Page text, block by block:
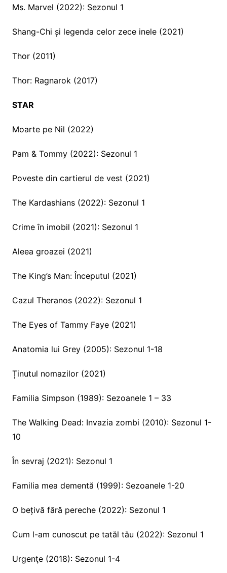
Ms. Marvel (2022): Sezonul 1
Shang-Chi și legenda celor zece inele (2021)
Thor (2011)
Thor: Ragnarok (2017)
STAR
Moarte pe Nil (2022)
Pam & Tommy (2022): Sezonul 1
Poveste din cartierul de vest (2021)
The Kardashians (2022): Sezonul 1
Crime în imobil (2021): Sezonul 1
Aleea groazei (2021)
The King’s Man: Începutul (2021)
Cazul Theranos (2022): Sezonul 1
The Eyes of Tammy Faye (2021)
Anatomia lui Grey (2005): Sezonul 1-18
Ținutul nomazilor (2021)
Familia Simpson (1989): Sezoanele 1 – 33
The Walking Dead: Invazia zombi (2010): Sezonul 1-
10
În sevraj (2021): Sezonul 1
Familia mea dementă (1999): Sezoanele 1-20
O bețivă fără pereche (2022): Sezonul 1
Cum l-am cunoscut pe tatăl tău (2022): Sezonul 1
Urgenţe (2018): Sezonul 1-4